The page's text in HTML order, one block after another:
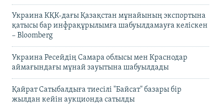
Украина КҚК-дағы Қазақстан мұнайының экспортына
қатысы бар инфрақұрылымға шабуылдамауға келіскен
– Bloomberg
Украина Ресейдің Самара облысы мен Краснодар
аймағындағы мұнай зауытына шабуылдады
Қайрат Сатыбалдыға тиесілі "Байсат" базары бір
жылдан кейін аукционда сатылды